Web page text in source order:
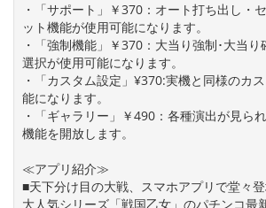
・「サポート」￥370：オート打ち出し・
ット機能が使用可能になります。
・「強制機能」￥370：大当り強制･大当
選択が使用可能になります。
・「カスタム設定」¥370:実機と同様のカ
能になります。
・「ギャラリー」￥490：各種演出が見ら
機能を開放します。
≪アプリ紹介≫
■天下分け目の大戦、スマホアプリで堂々登
大人気シリーズ「戦国乙女」のパチンコ最